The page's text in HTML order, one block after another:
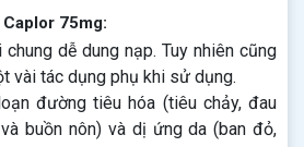
75mg:
dễ dung nạp. Tuy nhiên cũng
vài tác dụng phụ khi sử dụng.
đường tiêu hóa (tiêu chảy, đau
buồn nôn) và dị ứng da (ban đỏ,